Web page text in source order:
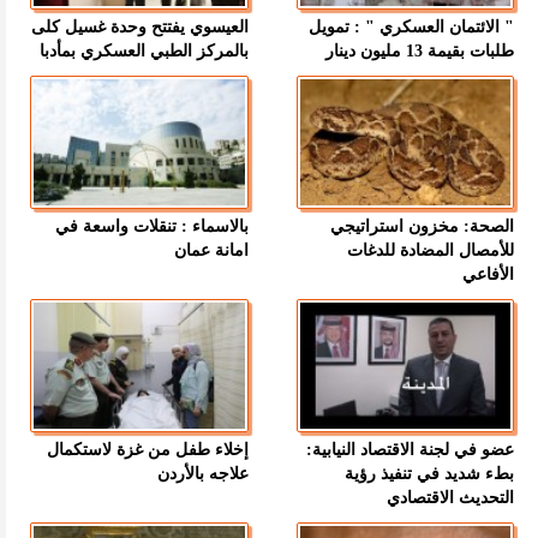
" الائتمان العسكري " : تمويل
طلبات بقيمة 13 مليون دينار
العيسوي يفتتح وحدة غسيل كلى
بالمركز الطبي العسكري بمأدبا
الصحة: مخزون استراتيجي
للأمصال المضادة للدغات
الأفاعي
بالاسماء : تنقلات واسعة في
امانة عمان
عضو في لجنة الاقتصاد النيابية:
بطء شديد في تنفيذ رؤية
التحديث الاقتصادي
إخلاء طفل من غزة لاستكمال
علاجه بالأردن